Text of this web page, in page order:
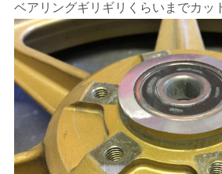
ベアリングギリギリくらいまでカッ